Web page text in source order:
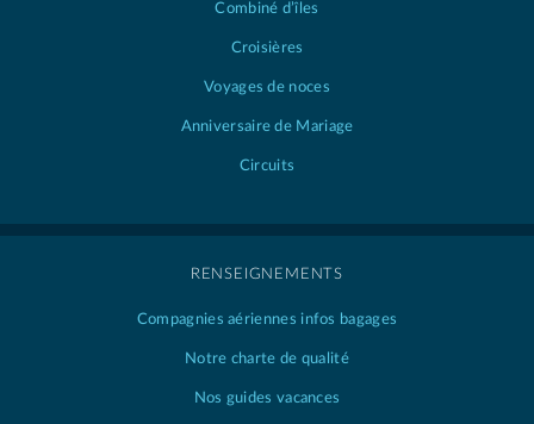
Combiné d’îles
Croisières
Voyages de noces
Anniversaire de Mariage
Circuits
RENSEIGNEMENTS
Compagnies aériennes infos bagages
Notre charte de qualité
Nos guides vacances